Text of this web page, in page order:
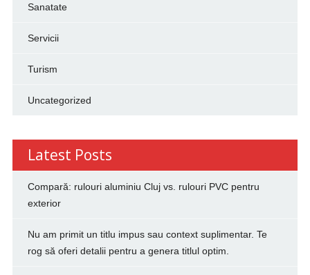
Sanatate
Servicii
Turism
Uncategorized
Latest Posts
Compară: rulouri aluminiu Cluj vs. rulouri PVC pentru
exterior
Nu am primit un titlu impus sau context suplimentar. Te
rog să oferi detalii pentru a genera titlul optim.